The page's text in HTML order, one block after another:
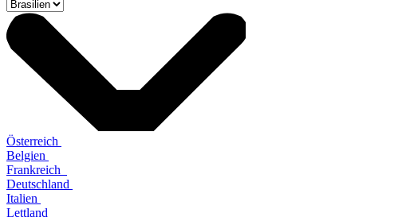
Österreich
Belgien
Frankreich
Deutschland
Italien
Lettland